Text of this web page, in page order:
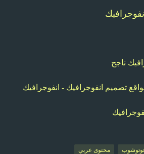
ناجح
تصميم انفوجرافيك - انفوجرافيك
محتوى عربي